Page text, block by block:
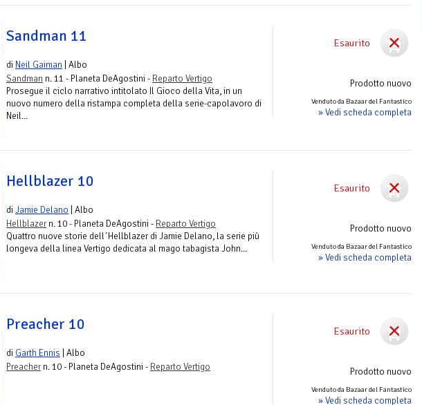
Esaurito
Prodotto nuovo
Venduto da Bazaar del Fantastico
» Vedi scheda completa
Sandman 11
di Neil Gaiman | Albo
Sandman n. 11 - Planeta DeAgostini - Reparto Vertigo
Prosegue il ciclo narrativo intitolato Il Gioco della Vita, in un
nuovo numero della ristampa completa della serie-capolavoro di
Neil...
Esaurito
Prodotto nuovo
Venduto da Bazaar del Fantastico
» Vedi scheda completa
Hellblazer 10
diJamie Delano | Albo
Hellblazern. 10 - Planeta DeAgostini - Reparto Vertigo
Quattro nuove storie dell´Hellblazer di Jamie Delano, la serie più
longeva della linea Vertigo dedicata al mago tabagista John...
Esaurito
Prodotto nuovo
Venduto da Bazaar del Fantastico
» Vedi scheda completa
Preacher 10
di Garth Ennis | Albo
Preachern. 10 - Planeta DeAgostini - Reparto Vertigo